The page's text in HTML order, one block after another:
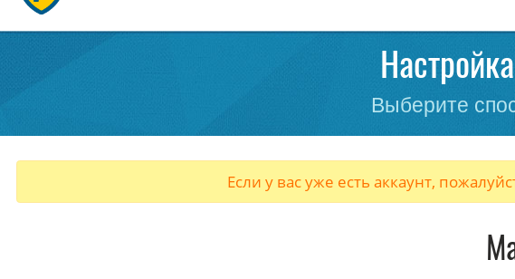
Выберите
Если у вас уже есть аккаунт,